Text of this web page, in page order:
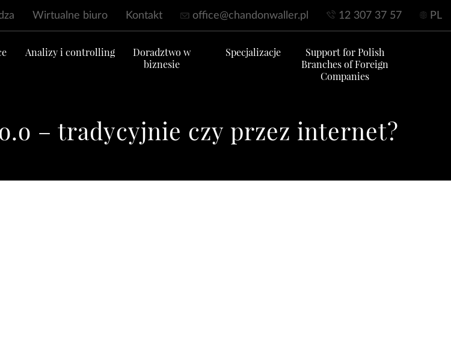
Wirtualne biuro Kontakt office@chandonwaller.pl 12 307 37 57 PL
Analizy i controlling
Doradztwo w
biznesie
Specjalizacje
Support for Polish
Branches of Foreign
Companies
– tradycyjnie czy przez internet?